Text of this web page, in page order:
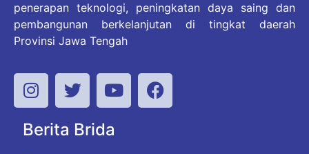
penerapan teknologi, peningkatan daya saing dan
pembangunan berkelanjutan di tingkat daerah
Provinsi Jawa Tengah
Berita Brida